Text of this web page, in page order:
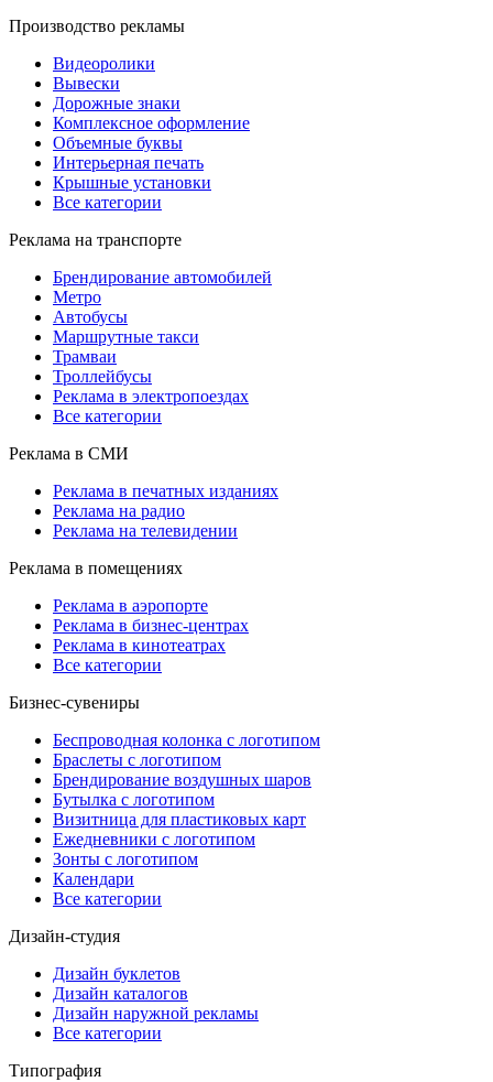
Производство рекламы
Видеоролики
Вывески
Дорожные знаки
Комплексное оформление
Объемные буквы
Интерьерная печать
Крышные установки
Все категории
Реклама на транспорте
Брендирование автомобилей
Метро
Автобусы
Маршрутные такси
Трамваи
Троллейбусы
Реклама в электропоездах
Все категории
Реклама в СМИ
Реклама в печатных изданиях
Реклама на радио
Реклама на телевидении
Реклама в помещениях
Реклама в аэропорте
Реклама в бизнес-центрах
Реклама в кинотеатрах
Все категории
Бизнес-сувениры
Беспроводная колонка с логотипом
Браслеты с логотипом
Брендирование воздушных шаров
Бутылка с логотипом
Визитница для пластиковых карт
Ежедневники с логотипом
Зонты с логотипом
Календари
Все категории
Дизайн-студия
Дизайн буклетов
Дизайн каталогов
Дизайн наружной рекламы
Все категории
Типография